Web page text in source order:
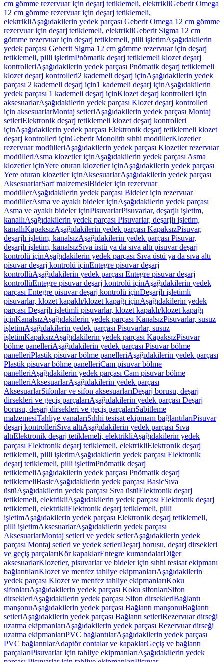
cm gömme rezervuar için deşarj tetiklemeli, elektrikliGeberit Omega
12 cm gömme rezervuar için deşarj tetiklemeli,
elektrikliAşağıdakilerin yedek parçası Geberit Omega 12 cm gömme
rezervuar için deşarj tetiklemeli, elektrikliGeberit Sigma 12 cm
gömme rezervuar için deşarj tetiklemeli, pilli işletimAşağıdakilerin
yedek parçası Geberit Sigma 12 cm gömme rezervuar için deşarj
tetiklemeli, pilli işletimPnömatik deşarj tetiklemeli klozet deşarj
kontrolleriAşağıdakilerin yedek parçası Pnömatik deşarj tetiklemeli
klozet deşarj kontrolleri2 kademeli deşarj içinAşağıdakilerin yedek
parçası 2 kademeli deşarj için1 kademeli deşarj içinAşağıdakilerin
yedek parçası 1 kademeli deşarj içinKlozet deşarj kontrolleri için
aksesuarlarAşağıdakilerin yedek parçası Klozet deşarj kontrolleri
için aksesuarlarMontaj setleriAşağıdakilerin yedek parçası Montaj
setleriElektronik deşarj tetiklemeli klozet deşarj kontrolleri
içinAşağıdakilerin yedek parçası Elektronik deşarj tetiklemeli klozet
deşarj kontrolleri içinGeberit Monolith sıhhi modüllerKlozetler
rezervuar modülleriAşağıdakilerin yedek parçası Klozetler rezervuar
modülleriAsma klozetler içinAşağıdakilerin yedek parçası Asma
klozetler içinYere oturan klozetler içinAşağıdakilerin yedek parçası
Yere oturan klozetler içinAksesuarlarAşağıdakilerin yedek parçası
AksesuarlarSarf malzemesiBideler için rezervuar
modüllerAşağıdakilerin yedek parçası Bideler için rezervuar
modüllerAsma ve ayaklı bideler içinAşağıdakilerin yedek parçası
Asma ve ayaklı bideler içinPisuvarlarPisuvarlar, deşarjlı işletim,
kanallıAşağıdakilerin yedek parçası Pisuvarlar, deşarjlı işletim,
kanallıKapaksızAşağıdakilerin yedek parçası KapaksızPisuvar,
deşarjlı işletim, kanalsızAşağıdakilerin yedek parçası Pisuvar,
deşarjlı işletim, kanalsızSıva üstü ya da sıva altı pisuvar deşarj
kontrolü içinAşağıdakilerin yedek parçası Sıva üstü ya da sıva altı
pisuvar deşarj kontrolü içinEntegre pisuvar deşarj
kontrollüAşağıdakilerin yedek parçası Entegre pisuvar deşarj
kontrollüEntegre pisuvar deşarj kontrolü içinAşağıdakilerin yedek
parçası Entegre pisuvar deşarj kontrolü içinDeşarjlı işletimli
pisuvarlar, klozet kapaklı/klozet kapağı içinAşağıdakilerin yedek
parçası Deşarjlı işletimli pisuvarlar, klozet kapaklı/klozet kapağı
içinKanalsızAşağıdakilerin yedek parçası KanalsızPisuvarlar, susuz
işletimAşağıdakilerin yedek parçası Pisuvarlar, susuz
işletimKapaksızAşağıdakilerin yedek parçası KapaksızPisuvar
bölme panelleriAşağıdakilerin yedek parçası Pisuvar bölme
panelleriPlastik pisuvar bölme panelleriAşağıdakilerin yedek parçası
Plastik pisuvar bölme panelleriCam pisuvar bölme
panelleriAşağıdakilerin yedek parçası Cam pisuvar bölme
panelleriAksesuarlarAşağıdakilerin yedek parçası
AksesuarlarSifonlar ve sifon aksesuarlarıDeşarj borusu, deşarj
dirsekleri ve geçiş parçalarıAşağıdakilerin yedek parçası Deşarj
borusu, deşarj dirsekleri ve geçiş parçalarıSabitleme
malzemesiTahliye vanalarıSıhhi tesisat ekipmanı bağlantılarıPisuvar
deşarj kontrolleriSıva altıAşağıdakilerin yedek parçası Sıva
altıElektronik deşarj tetiklemeli, elektrikliAşağıdakilerin yedek
parçası Elektronik deşarj tetiklemeli, elektrikliElektronik deşarj
tetiklemeli, pilli işletimAşağıdakilerin yedek parçası Elektronik
deşarj tetiklemeli, pilli işletimPnömatik deşarj
tetiklemeliAşağıdakilerin yedek parçası Pnömatik deşarj
tetiklemeliBasicAşağıdakilerin yedek parçası BasicSıva
üstüAşağıdakilerin yedek parçası Sıva üstüElektronik deşarj
tetiklemeli, elektrikliAşağıdakilerin yedek parçası Elektronik deşarj
tetiklemeli, elektrikliElektronik deşarj tetiklemeli, pilli
işletimAşağıdakilerin yedek parçası Elektronik deşarj tetiklemeli,
pilli işletimAksesuarlarAşağıdakilerin yedek parçası
AksesuarlarMontaj setleri ve yedek setlerAşağıdakilerin yedek
parçası Montaj setleri ve yedek setlerDeşarj borusu, deşarj dirsekleri
ve geçiş parçalarıKör kapaklarEntegre kumandalarDiğer
aksesuarlarKlozetler, pisuvarlar ve bideler için sıhhi tesisat ekipmanı
bağlantılarıKlozet ve menfez tahliye ekipmanlarıAşağıdakilerin
yedek parçası Klozet ve menfez tahliye ekipmanlarıKoku
sifonlarıAşağıdakilerin yedek parçası Koku sifonlarıSifon
dirsekleriAşağıdakilerin yedek parçası Sifon dirsekleriBağlantı
manşonuAşağıdakilerin yedek parçası Bağlantı manşonuBağlantı
setleriAşağıdakilerin yedek parçası Bağlantı setleriRezervuar dirseği
uzatma ekipmanlarıAşağıdakilerin yedek parçası Rezervuar dirseği
uzatma ekipmanlarıPVC bağlantılarAşağıdakilerin yedek parçası
PVC bağlantılarAdaptör contalar ve kapaklarGeçiş ve bağlantı
parçalarıPisuvarlar için tahliye ekipmanlarıAşağıdakilerin yedek